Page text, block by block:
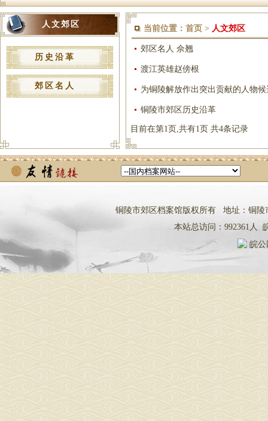
人文郊区
历史沿革
郊区名人
当前位置： 首页 > 人文郊区
郊区名人 佘翘
渡江英雄赵傍根
为铜陵解放作出突出贡献的人物
铜陵市郊区历史沿革
目前在第1页,共有1页 共4条记录
铜陵市郊区档案馆版权所有 地址：铜陵
本站总访问： 992361 人
皖公